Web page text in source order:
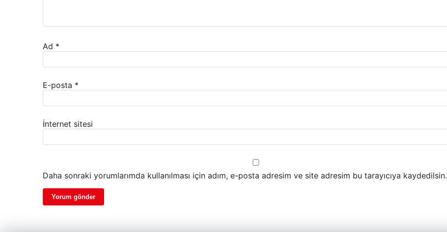
Ad *
E-posta *
İnternet sitesi
Daha sonraki yorumlarımda kullanılması için adım, e-posta adresim ve site adresim bu tarayıcıya kaydedilsin.